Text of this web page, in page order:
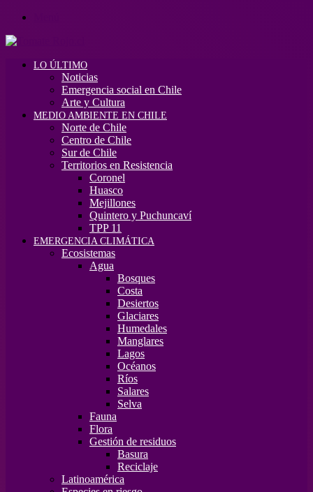
LO ÚLTIMO
Noticias
Emergencia social en Chile
Arte y Cultura
MEDIO AMBIENTE EN CHILE
Norte de Chile
Centro de Chile
Sur de Chile
Territorios en Resistencia
Coronel
Huasco
Mejillones
Quintero y Puchuncaví
TPP 11
EMERGENCIA CLIMÁTICA
Ecosistemas
Agua
Bosques
Costa
Desiertos
Glaciares
Humedales
Manglares
Lagos
Océanos
Ríos
Salares
Selva
Fauna
Flora
Gestión de residuos
Basura
Reciclaje
Latinoamérica